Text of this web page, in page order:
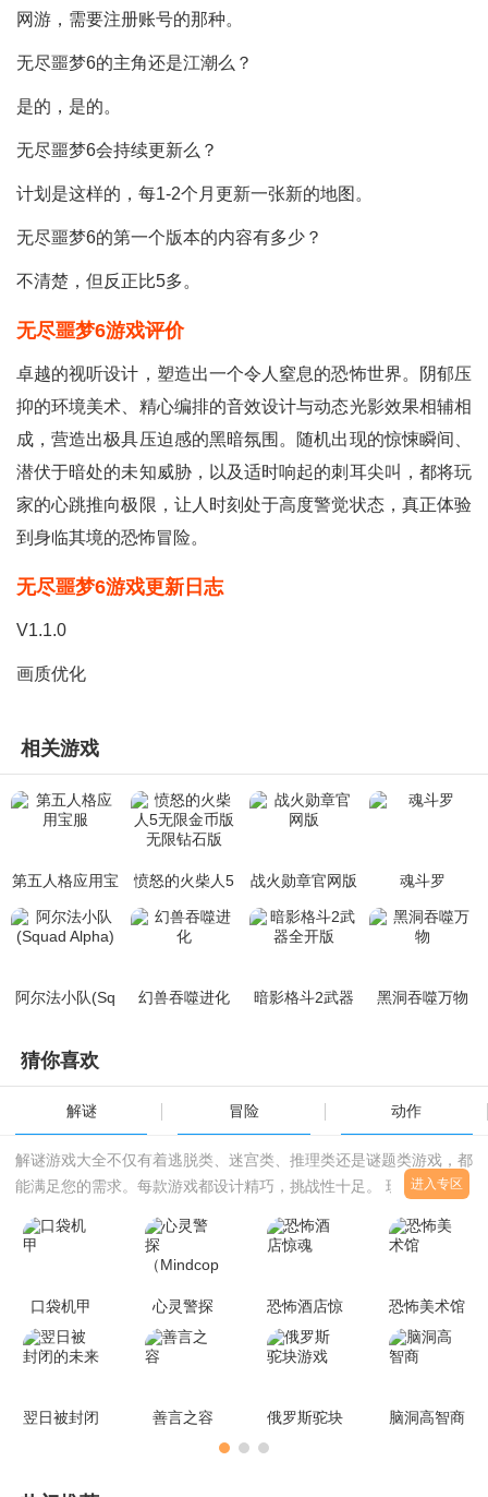
网游，需要注册账号的那种。
无尽噩梦6的主角还是江潮么？
是的，是的。
无尽噩梦6会持续更新么？
计划是这样的，每1-2个月更新一张新的地图。
无尽噩梦6的第一个版本的内容有多少？
不清楚，但反正比5多。
无尽噩梦6游戏评价
卓越的视听设计，塑造出一个令人窒息的恐怖世界。阴郁压
抑的环境美术、精心编排的音效设计与动态光影效果相辅相
成，营造出极具压迫感的黑暗氛围。随机出现的惊悚瞬间、
潜伏于暗处的未知威胁，以及适时响起的刺耳尖叫，都将玩
家的心跳推向极限，让人时刻处于高度警觉状态，真正体验
到身临其境的恐怖冒险。
无尽噩梦6游戏更新日志
V1.1.0
画质优化
相关游戏
第五人格应用宝
服
愤怒的火柴人5
无限金币版无限
钻石版
战火勋章官网版 魂斗罗
阿尔法小队(Sq
幻兽吞噬进化
暗影格斗2武器
黑洞吞噬万物
猜你喜欢
解谜 冒险 动作
解谜游戏大全不仅有着逃脱类、迷宫类、推理类还是谜题类游戏，都
能满足您的需求。每款游戏都设计精巧，挑战性十足。 玩家需要运
索和解决方案， 挑战智力，享受解谜的乐趣吧！
进入专区
口袋机甲
心灵警探
（Mindcop）
恐怖酒店惊
魂
恐怖美术馆
翌日被封闭
善言之容
俄罗斯驼块
脑洞高智商